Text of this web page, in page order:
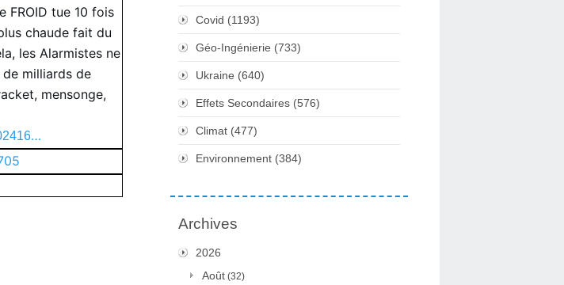
FROID tue 10 fois
chaude fait du
les Alarmistes ne
milliards de
mensonge,
…
Covid (1193)
Géo-Ingénierie (733)
Ukraine (640)
Effets Secondaires (576)
Climat (477)
Environnement (384)
Archives
2026
Août (32)